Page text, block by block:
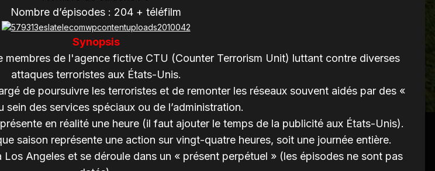
Nombre d’épisodes : 204 + téléfilm
Synopsis
membres de l'agence fictive CTU (Counter Terrorism Unit) luttant contre diverses
attaques terroristes aux États-Unis.
de poursuivre les terroristes et de remonter les réseaux souvent aidés par des «
sein des services spéciaux ou de l’administration.
en réalité une heure (il faut ajouter le temps de la publicité aux États-Unis).
saison représente une action sur vingt-quatre heures, soit une journée entière.
Los Angeles et se déroule dans un « présent perpétuel » (les épisodes ne sont pas